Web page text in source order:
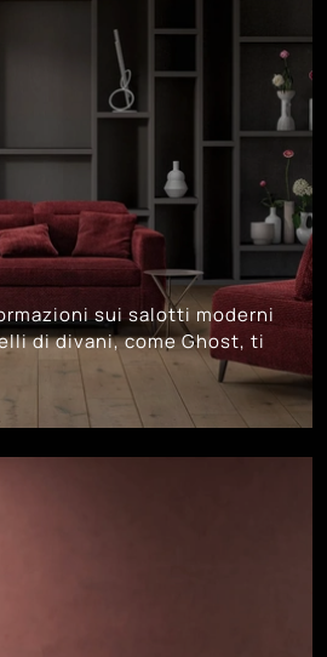
sui salotti moderni
di divani, come Ghost, ti